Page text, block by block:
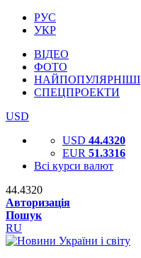
РУС
УКР
ВІДЕО
ФОТО
НАЙПОПУЛЯРНІШІ
СПЕЦПРОЕКТИ
USD
USD 44.4320
EUR 51.3316
Всі курси валют
44.4320
Авторизація
Пошук
RU